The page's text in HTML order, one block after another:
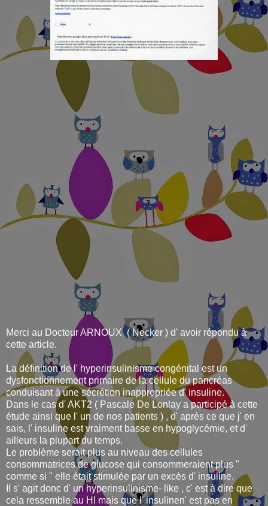
Merci au Docteur ARNOUX ( Necker ) d' avoir répondu à
cette article.
La définition de l' hyperinsulinisme congénital est un
dysfonctionnement primaire de la cellule du pancréas
conduisant à une sécrétion inappropriée d' insuline.
Dans le cas d' AKT2 ( Pascale De Lonlay a participé à cette
étude ainsi que l' un de nos patients ) , d' après ce que j' en
sais, l' insuline est vraiment basse en hypoglycémie, et d'
ailleurs la plupart du temps.
Le problème serait plus au niveau des cellules
consommatrices de glucose qui consommeraient plus "
comme si " elle était stimulée par un excès d' insuline.
Il s' agit donc d' un hyperinsulinisme- like , c' est à dire que
cela ressemble au HI mais que l' insulinen' est pas en